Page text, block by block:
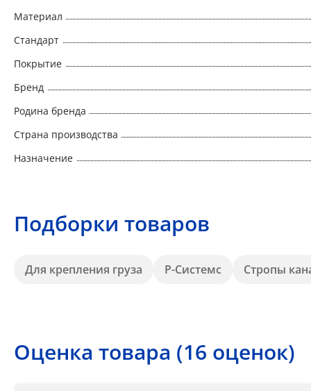
Материал
Стандарт
Покрытие
Бренд
Родина бренда
Страна производства
Назначение
Подборки товаров
Для крепления груза Р-Системс Стропы
Оценка товара (16 оценок)